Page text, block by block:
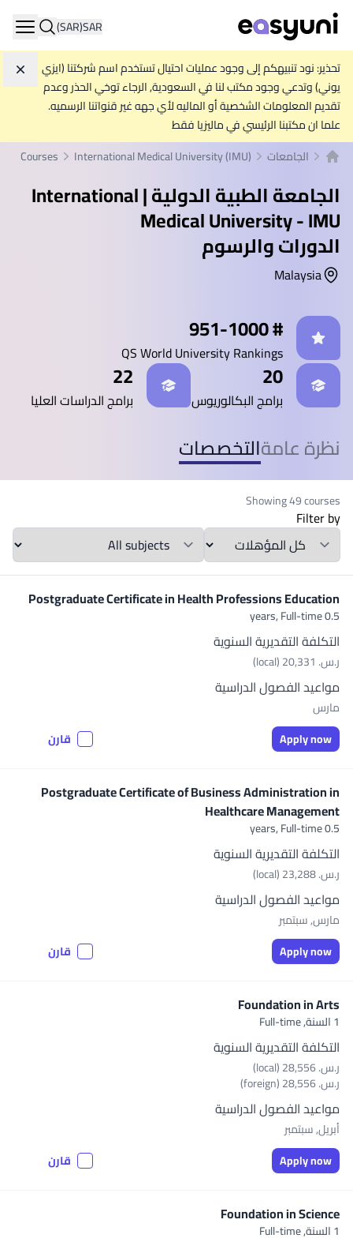
SAR
(SAR)
تحذير: نود تنبيهكم إلى وجود عمليات احتيال تستخدم اسم شركتنا (ايزي
يوني) وتدعي وجود مكتب لنا في السعودية, الرجاء توخي الحذر وعدم
تقديم المعلومات الشخصية أو الماليه لأي جهه غير قنواتنا الرسميه.
علما ان مكتبنا الرئيسي في ماليزيا فقط
الجامعات International Medical University (IMU)
Courses
الجامعة الطبية الدولية | International
Medical University - IMU
الدورات والرسوم
Malaysia
# 951-1000
QS World University Rankings
20
برامج البكالوريوس
22
برامج الدراسات العليا
نظرة عامةالتخصصات
Showing 49 courses
Filter by
Qualification المواد الدراسية
Postgraduate Certificate in Health Professions Education
0.5 years,
Full-time
التكلفة التقديرية السنوية
ر.س.‏ 20,331 (local)
مواعيد الفصول الدراسية
مارس
Apply now
قارن
Postgraduate Certificate of Business Administration in
Healthcare Management
0.5 years,
Full-time
التكلفة التقديرية السنوية
ر.س.‏ 23,288 (local)
مواعيد الفصول الدراسية
مارس, سبتمبر
Apply now
قارن
Foundation in Arts
1 السنة, Full-time
التكلفة التقديرية السنوية
ر.س.‏ 28,556 (local)
ر.س.‏ 28,556 (foreign)
مواعيد الفصول الدراسية
أبريل, سبتمبر
Apply now
قارن
Foundation in Science
1 السنة, Full-time